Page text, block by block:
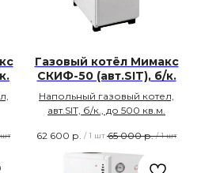
шт
Газовый котёл Мимакс
СКИФ-50 (авт.SIT), б/к.
Напольный газовый котел,
авт.SIT, б/к., до 500 кв.м.
62 600 р. / 1 шт 65 000 р. / 1 шт